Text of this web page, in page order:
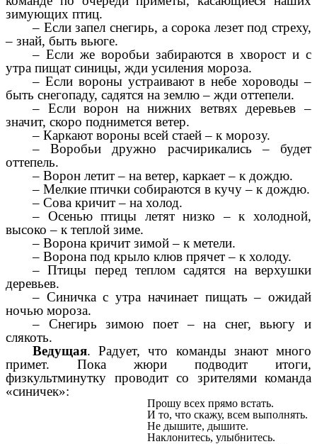
зимующих птиц.
– Если запел снегирь, а сорока лезет под стреху,
– знай, быть вьюге.
– Если же воробьи забираются в хворост и с
утра пищат синицы, жди усиления мороза.
– Если вороны устраивают в небе хороводы –
быть снегопаду, садятся на землю – жди оттепели.
– Если ворон на нижних ветвях деревьев –
значит, скоро поднимется ветер.
– Каркают вороны всей стаей – к морозу.
– Воробьи дружно расчирикались – будет
оттепель.
– Ворон летит – на ветер, каркает – к дождю.
– Мелкие птички собираются в кучу – к дождю.
– Сова кричит – на холод.
– Осенью птицы летят низко – к холодной,
высоко – к теплой зиме.
– Ворона кричит зимой – к метели.
– Ворона под крыло клюв прячет – к холоду.
– Птицы перед теплом садятся на верхушки
деревьев.
– Синичка с утра начинает пищать – ожидай
ночью мороза.
– Снегирь зимою поет – на снег, вьюгу и
слякоть.
Ведущая. Радует, что команды знают много
примет. Пока жюри подводит итоги,
физкультминутку проводит со зрителями команда
«синичек»:
Прошу всех прямо встать.
И то, что скажу, всем выполнять.
Не дышите, дышите.
Наклонитесь, улыбнитесь.